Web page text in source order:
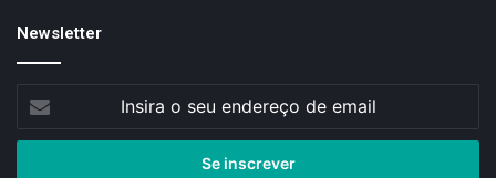
Newsletter
seu